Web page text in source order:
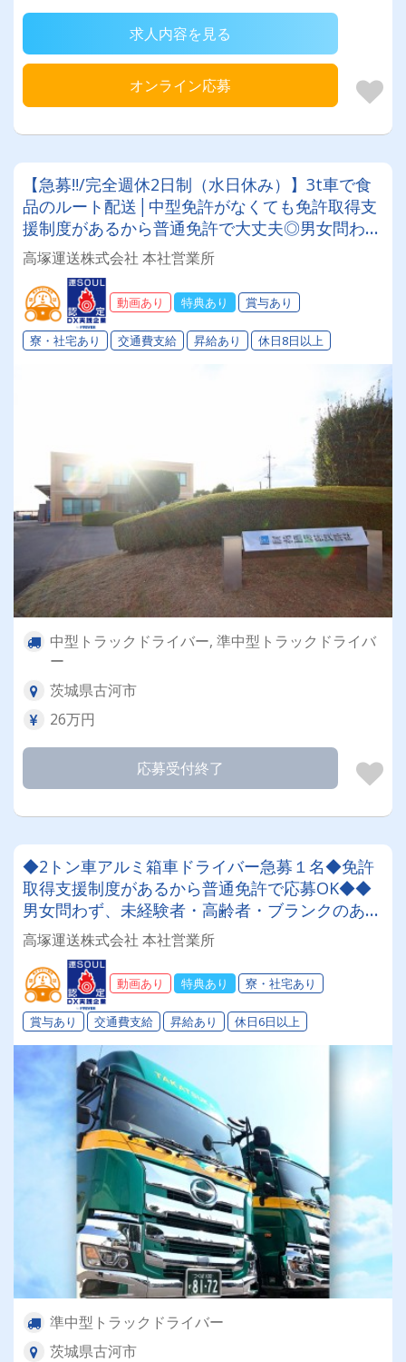
求人内容を見る
オンライン応募
【急募‼/完全週休2日制（水日休み）】3t車で食
品のルート配送│中型免許がなくても免許取得支
援制度があるから普通免許で大丈夫◎男女問わ
ず、未経験者・高齢者・ブランクのある方も大歓
迎！！
高塚運送株式会社 本社営業所
動画あり 特典あり 賞与あり
寮・社宅あり 交通費支給 昇給あり 休日8日以上
中型トラックドライバー, 準中型トラックドライバ
ー
茨城県古河市
26万円
応募受付終了
◆2トン車アルミ箱車ドライバー急募１名◆免許
取得支援制度があるから普通免許で応募OK◆◆
男女問わず、未経験者・高齢者・ブランクのある
方も大歓迎！！創業６３年 地元密着の安定した
企業です。賞与年３回支給、2026年度より支給
額大幅アップ ♪
高塚運送株式会社 本社営業所
動画あり 特典あり 寮・社宅あり
賞与あり 交通費支給 昇給あり 休日6日以上
準中型トラックドライバー
茨城県古河市